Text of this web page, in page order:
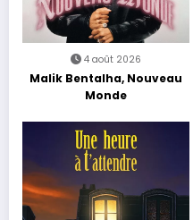
4 août 2026
Malik Bentalha, Nouveau
Monde